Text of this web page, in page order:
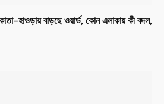
বাড়ছে ওয়ার্ড, কোন এলাকায় কী বদল,